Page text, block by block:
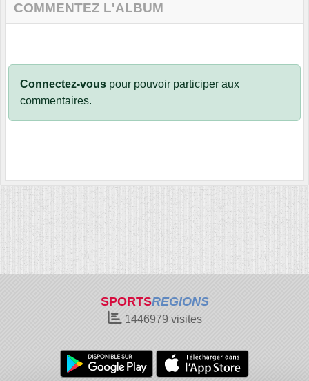
COMMENTEZ L'ALBUM
Connectez-vous pour pouvoir participer aux
commentaires.
SPORTSREGIONS
1446979visites